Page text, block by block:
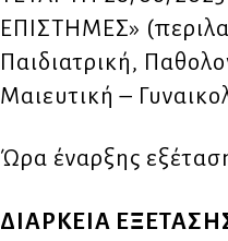
ΕΠΙΣΤΗΜΕΣ»
Παιδιατρική,
Μαιευτική –
Ώρα έναρξης
ΔΙΑΡΚΕΙΑ